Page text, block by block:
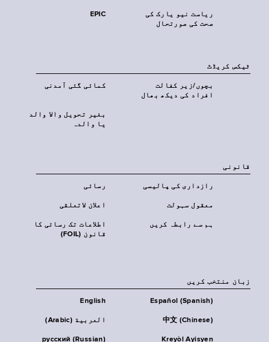
EPIC
ریاست نیو یارک کی
صحت کی صورتحال
ٹیکس کریڈٹ
کمائی گئی آمدنی
بچوں/زیر کفالت
افراد کی دیکھ بھال
بغیر تحویل والا والد
یا والدہ
قانونی
رسائی رازداری کی پالیسی
اعلان لاتعلقی معقول سہولت
اطلاعات تک رسائی کا
قانون (FOIL)
ہم سے رابطہ کریں
زبان منتخب کریں
English Español (Spanish)
العربية (Arabic) 中文 (Chinese)
русский (Russian)
Kreyòl Ayisyen